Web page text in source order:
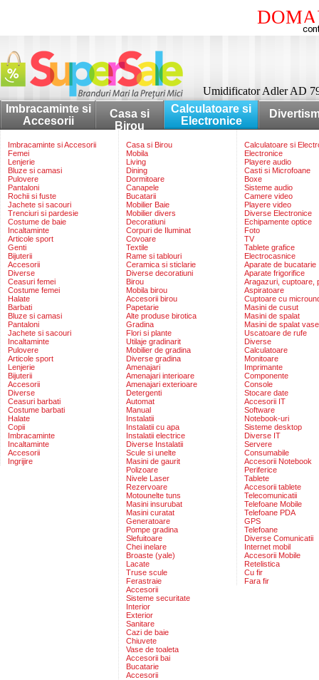
Umidificator Adler AD
Imbracaminte si
Accesorii
Casa si
Birou
Calculatoare si
Electronice
Imbracaminte si Accesorii
Femei
Lenjerie
Bluze si camasi
Pulovere
Pantaloni
Rochii si fuste
Jachete si sacouri
Trenciuri si pardesie
Costume de baie
Incaltaminte
Articole sport
Genti
Bijuterii
Accesorii
Diverse
Ceasuri femei
Costume femei
Halate
Barbati
Bluze si camasi
Pantaloni
Jachete si sacouri
Incaltaminte
Pulovere
Articole sport
Lenjerie
Bijuterii
Accesorii
Diverse
Ceasuri barbati
Costume barbati
Halate
Copii
Imbracaminte
Incaltaminte
Accesorii
Ingrijire
Casa si Birou
Mobila
Living
Dining
Dormitoare
Canapele
Bucatarii
Mobilier Baie
Mobilier divers
Decoratiuni
Corpuri de Iluminat
Covoare
Textile
Rame si tablouri
Ceramica si sticlarie
Diverse decoratiuni
Birou
Mobila birou
Accesorii birou
Papetarie
Alte produse birotica
Gradina
Flori si plante
Utilaje gradinarit
Mobilier de gradina
Diverse gradina
Amenajari
Amenajari interioare
Amenajari exterioare
Detergenti
Automat
Manual
Instalatii
Instalatii cu apa
Instalatii electrice
Diverse Instalatii
Scule si unelte
Masini de gaurit
Polizoare
Nivele Laser
Rezervoare
Motounelte tuns
Masini insurubat
Masini curatat
Generatoare
Pompe gradina
Slefuitoare
Chei inelare
Broaste (yale)
Lacate
Truse scule
Ferastraie
Accesorii
Sisteme securitate
Interior
Exterior
Sanitare
Cazi de baie
Chiuvete
Vase de toaleta
Accesorii bai
Bucatarie
Accesorii
Calculatoare si
Electronice
Playere audio
Casti si Microfoane
Boxe
Sisteme audio
Camere video
Playere video
Diverse Electronice
Echipamente optice
Foto
TV
Tablete grafice
Electrocasnice
Aparate de bucatarie
Aparate frigorifice
Aragazuri, cuptoare,
Aspiratoare
Cuptoare cu
Masini de cusut
Masini de spalat
Masini de spalat vase
Uscatoare de rufe
Diverse
Calculatoare
Monitoare
Imprimante
Componente
Console
Stocare date
Accesorii IT
Software
Notebook-uri
Sisteme desktop
Diverse IT
Servere
Consumabile
Accesorii Notebook
Periferice
Tablete
Accesorii tablete
Telecomunicatii
Telefoane Mobile
Telefoane PDA
GPS
Telefoane
Diverse Comunicatii
Internet mobil
Accesorii Mobile
Retelistica
Cu fir
Fara fir